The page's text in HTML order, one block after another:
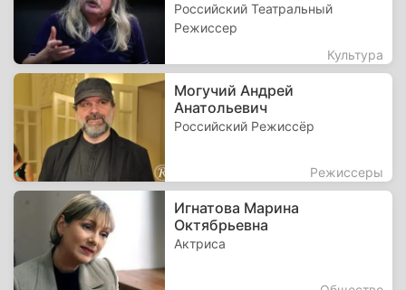
Российский Театральный
Режиссер
Культура
Могучий Андрей
Анатольевич
Российский Режиссёр
Режиссеры
Игнатова Марина
Октябрьевна
Актриса